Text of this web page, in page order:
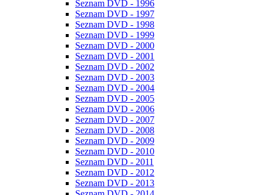
Seznam DVD - 1996
Seznam DVD - 1997
Seznam DVD - 1998
Seznam DVD - 1999
Seznam DVD - 2000
Seznam DVD - 2001
Seznam DVD - 2002
Seznam DVD - 2003
Seznam DVD - 2004
Seznam DVD - 2005
Seznam DVD - 2006
Seznam DVD - 2007
Seznam DVD - 2008
Seznam DVD - 2009
Seznam DVD - 2010
Seznam DVD - 2011
Seznam DVD - 2012
Seznam DVD - 2013